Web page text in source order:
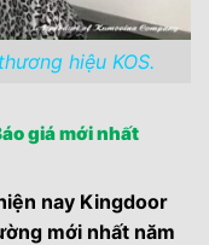
hiệu KOS.
giá mới nhất
nay Kingdoor
mới nhất năm